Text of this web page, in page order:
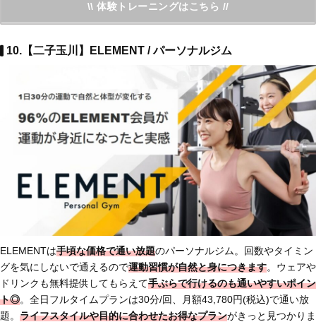
\\ 体験トレーニングはこちら //
10.【二子玉川】ELEMENT / パーソナルジム
ELEMENTは手頃な価格で通い放題のパーソナルジム。回数やタイミン
グを気にしないで通えるので運動習慣が自然と身につきます。ウェアや
ドリンクも無料提供してもらえて手ぶらで行けるのも通いやすいポイン
ト◎。全日フルタイムプランは30分/回、月額43,780円(税込)で通い放
題。 ライフスタイルや目的に合わせたお得なプランがきっと見つかりま